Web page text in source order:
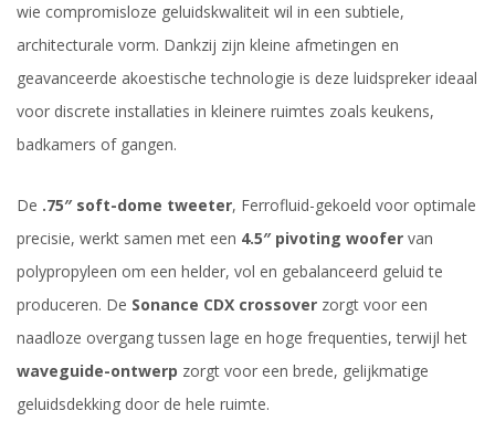
wie compromisloze geluidskwaliteit wil in een subtiele,
architecturale vorm. Dankzij zijn kleine afmetingen en
geavanceerde akoestische technologie is deze luidspreker ideaal
voor discrete installaties in kleinere ruimtes zoals keukens,
badkamers of gangen.
De .75″ soft-dome tweeter, Ferrofluid-gekoeld voor optimale
precisie, werkt samen met een 4.5″ pivoting woofer van
polypropyleen om een helder, vol en gebalanceerd geluid te
produceren. De Sonance CDX crossover zorgt voor een
naadloze overgang tussen lage en hoge frequenties, terwijl het
waveguide-ontwerp zorgt voor een brede, gelijkmatige
geluidsdekking door de hele ruimte.